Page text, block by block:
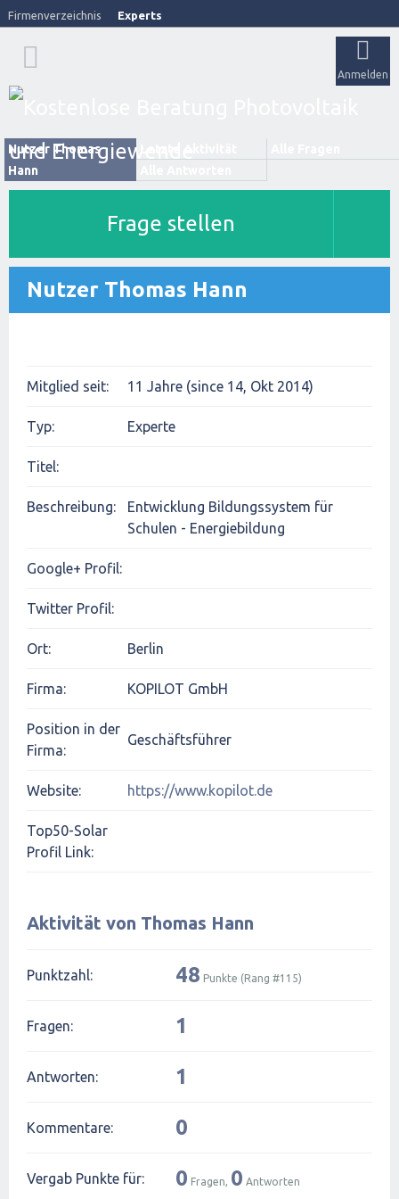
Firmenverzeichnis Experts
Anmelden
Nutzer Thomas
Hann
Frage stellen
Nutzer Thomas Hann
Mitglied seit: 11 Jahre (since 14, Okt 2014)
Typ: Experte
Titel:
Beschreibung:
Entwicklung Bildungssystem für
Schulen - Energiebildung
Google+ Profil:
Twitter Profil:
Ort: Berlin
Firma: KOPILOT GmbH
Position in der
Firma:
Geschäftsführer
Website: https://www.kopilot.de
Top50-Solar
Profil Link:
Aktivität von Thomas Hann
Punktzahl: 48 Punkte (Rang #115)
Fragen: 1
Antworten: 1
Kommentare: 0
Vergab Punkte für: 0 Fragen, 0 Antworten